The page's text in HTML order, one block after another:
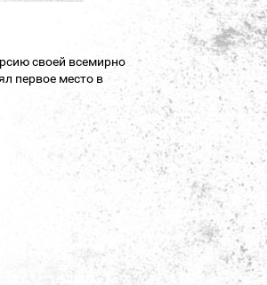
своей всемирно
первое место в